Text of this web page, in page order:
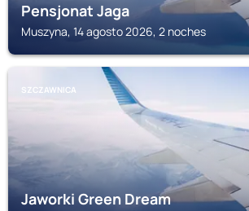
Pensjonat Jaga
Muszyna, 14 agosto 2026, 2 noches
SZCZAWNICA
Jaworki Green Dream